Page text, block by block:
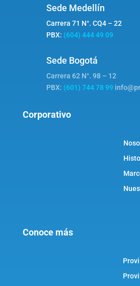
Sede Medellín
Carrera 71 N°. CQ4 – 22
PBX: (604) 444 49 09
Sede Bogotá
Carrera 62 N°. 98 – 12
PBX: (601) 744 78 99
Corporativo
Conoce más